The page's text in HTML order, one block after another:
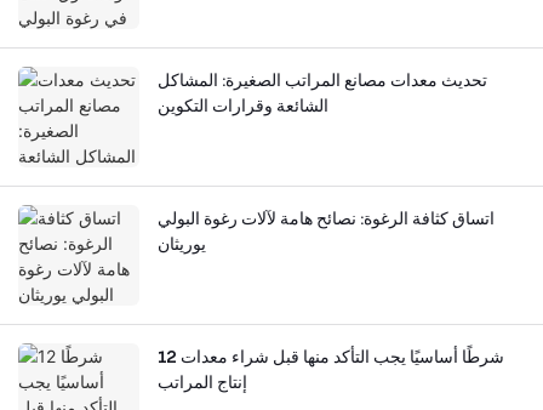
تحديث معدات مصانع المراتب الصغيرة: المشاكل
الشائعة وقرارات التكوين
اتساق كثافة الرغوة: نصائح هامة لآلات رغوة البولي
يوريثان
12 شرطًا أساسيًا يجب التأكد منها قبل شراء معدات
إنتاج المراتب